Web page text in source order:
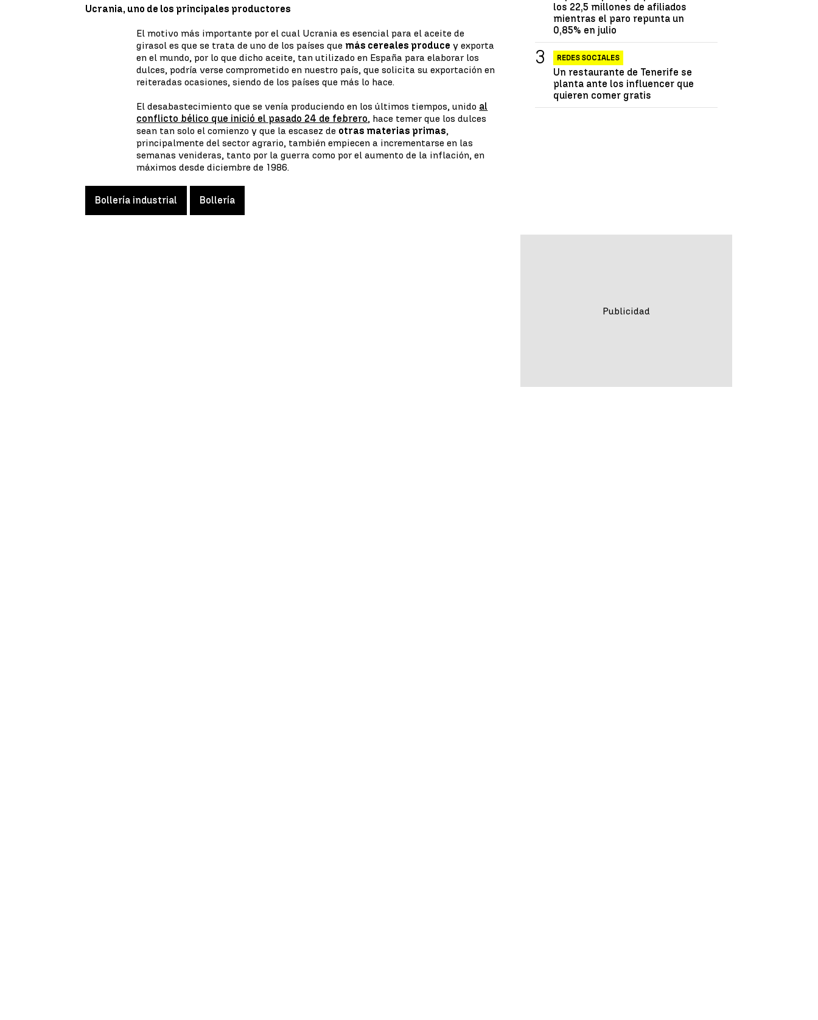
Ucrania, uno de los principales productores
El motivo más importante por el cual Ucrania es esencial para el aceite de
girasol es que se trata de uno de los países que más cereales produce y exporta
en el mundo, por lo que dicho aceite, tan utilizado en España para elaborar los
dulces, podría verse comprometido en nuestro país, que solicita su exportación en
reiteradas ocasiones, siendo de los países que más lo hace.
El desabastecimiento que se venía produciendo en los últimos tiempos, unido al
conflicto bélico que inició el pasado 24 de febrero, hace temer que los dulces
sean tan solo el comienzo y que la escasez de otras materias primas,
principalmente del sector agrario, también empiecen a incrementarse en las
semanas venideras, tanto por la guerra como por el aumento de la inflación, en
máximos desde diciembre de 1986.
Bollería industrial Bollería
los 22,5 millones de afiliados
mientras el paro repunta un
0,85% en julio
REDES SOCIALES
Un restaurante de Tenerife se
planta ante los influencer que
quieren comer gratis